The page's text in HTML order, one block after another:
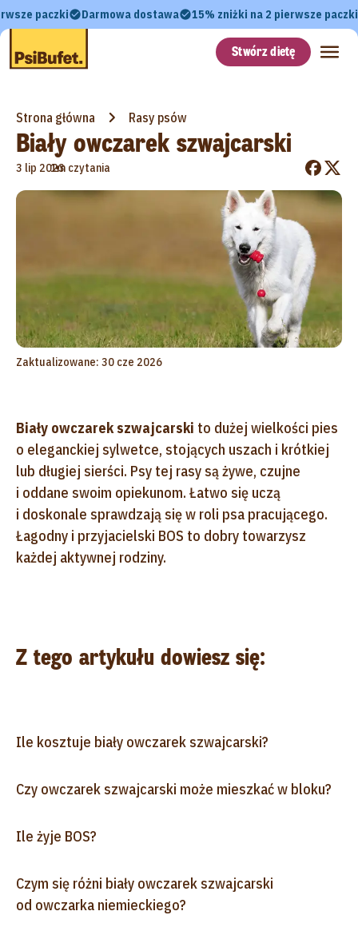
paczki Darmowa dostawa 15% zniżki na 2 pierwsze paczki
Stwórz dietę
Strona główna Rasy psów
Biały owczarek szwajcarski
3 lip 2023
•
1m czytania
Zaktualizowane: 30 cze 2026
Biały owczarek szwajcarski to dużej wielkości pies
o eleganckiej sylwetce, stojących uszach i krótkiej
lub długiej sierści. Psy tej rasy są żywe, czujne
i oddane swoim opiekunom. Łatwo się uczą
i doskonale sprawdzają się w roli psa pracującego.
Łagodny i przyjacielski BOS to dobry towarzysz
każdej aktywnej rodziny.
Z tego artykułu dowiesz się:
Ile kosztuje biały owczarek szwajcarski?
Czy owczarek szwajcarski może mieszkać w bloku?
Ile żyje BOS?
Czym się różni biały owczarek szwajcarski
od owczarka niemieckiego?